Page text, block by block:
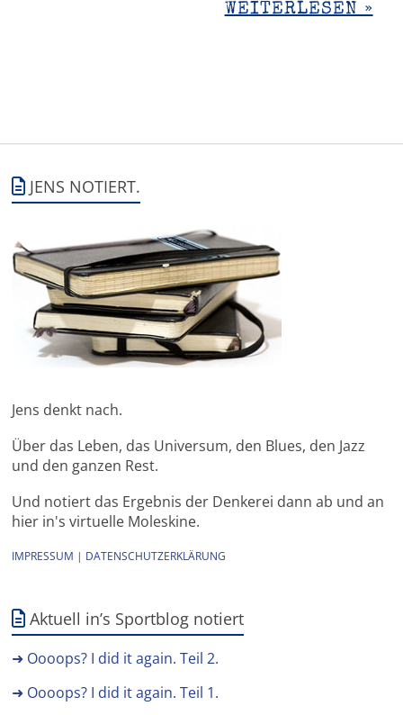
WEITERLESEN »
JENS NOTIERT.
Jens denkt nach.
Über das Leben, das Universum, den Blues, den Jazz
und den ganzen Rest.
Und notiert das Ergebnis der Denkerei dann ab und an
hier in's virtuelle Moleskine.
IMPRESSUM | DATENSCHUTZERKLÄRUNG
Aktuell in’s Sportblog notiert
➜ Oooops? I did it again. Teil 2.
➜ Oooops? I did it again. Teil 1.